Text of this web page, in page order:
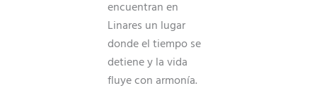
encuentran en
Linares un lugar
donde el tiempo se
detiene y la vida
fluye con armonía.